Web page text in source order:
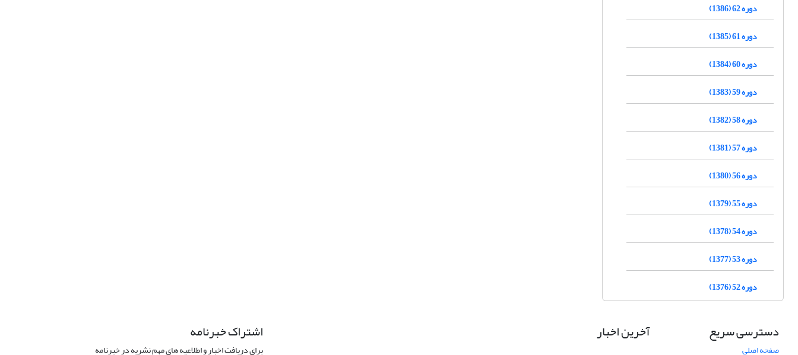
دوره 62 (1386)
دوره 61 (1385)
دوره 60 (1384)
دوره 59 (1383)
دوره 58 (1382)
دوره 57 (1381)
دوره 56 (1380)
دوره 55 (1379)
دوره 54 (1378)
دوره 53 (1377)
دوره 52 (1376)
دسترسی سریع
صفحه اصلی
آخرین اخبار اشتراک خبرنامه
برای دریافت اخبار و اطلاعیه های مهم نشریه در خبرنامه